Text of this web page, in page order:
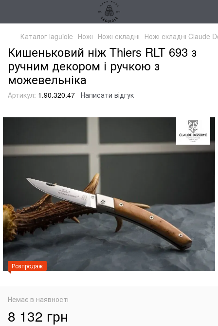
Каталог laguiole Ножі Ножі складні Ножі складні Claude
Кишеньковий ніж Thiers RLT 693 з
ручним декором і ручкою з
можевельніка
Артикул: 1.90.320.47 Написати відгук
Розпродаж
Немає в наявності
8 132 грн